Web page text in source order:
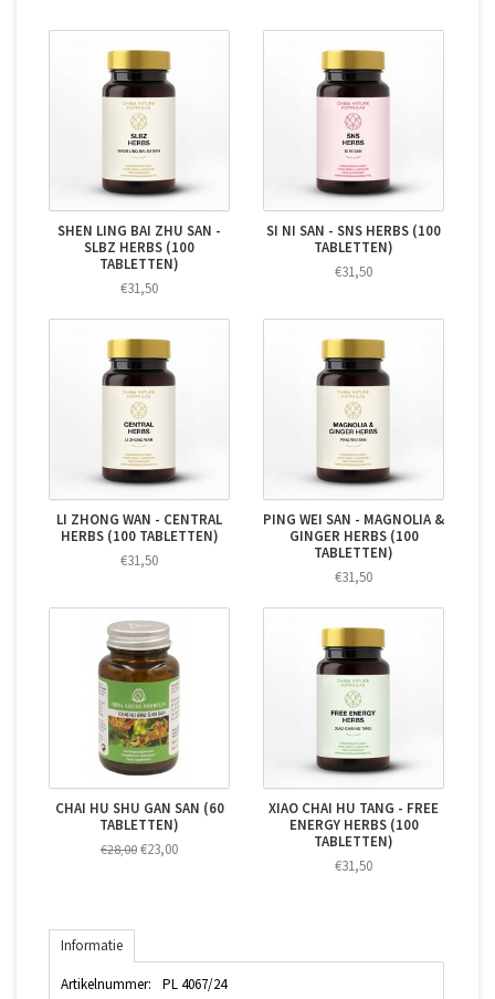
SHEN LING BAI ZHU SAN -
SLBZ HERBS (100
TABLETTEN)
€31,50
SI NI SAN - SNS HERBS (100
TABLETTEN)
€31,50
LI ZHONG WAN - CENTRAL
HERBS (100 TABLETTEN)
€31,50
PING WEI SAN - MAGNOLIA &
GINGER HERBS (100
TABLETTEN)
€31,50
CHAI HU SHU GAN SAN (60
TABLETTEN)
€28,00 €23,00
XIAO CHAI HU TANG - FREE
ENERGY HERBS (100
TABLETTEN)
€31,50
Informatie
Artikelnummer:
PL 4067/24